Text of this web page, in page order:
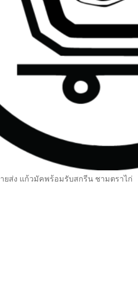
ยส่ง แก้วมัคพร้อมรับสกรีน ชามตราไก่